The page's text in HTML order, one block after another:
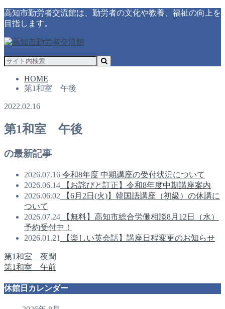
高知市勤労者交流館は、勤労者の文化や教養、福祉の向上を
目指します。
HOME
第1和室 午後
2022.02.16
第1和室 午後
の最新記事
2026.07.16 令和8年度 中期講座の受付状況について
2026.06.14 【お詫びと訂正】令和8年度中期講座案内
2026.06.02 【6月2日(火)】韓国語講座（初級）の休講に
ついて
2026.07.24 【無料】高知市総合労働相談8月12日（水）
予約受付中！
2026.01.21
【楽しい英会話】講座日程変更のお知らせ
第1和室 夜間
第1和室 午前
休館日カレンダー